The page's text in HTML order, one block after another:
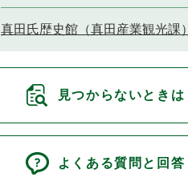
真田氏歴史館（真田産業観光課）
見つからないときは
よくある質問と回答